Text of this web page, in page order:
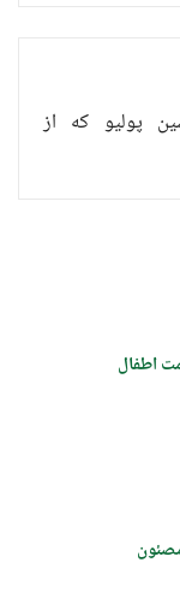
پولیو که از
اطفال